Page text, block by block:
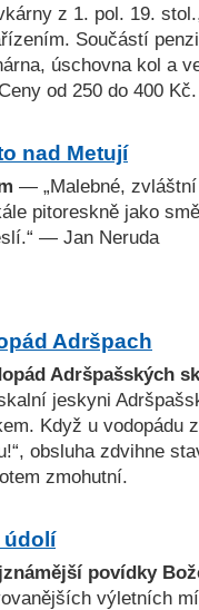
z 1. pol. 19.
Součástí
úschovna kol a
od 250 do 400 Kč.
nad Metují
— „Malebné,
pitoreskně jako
— Jan Neruda
Adršpach
Adršpašských
jeskyni
Když u vodopádu
obsluha zdvihne
zmohutní.
údolí
povídky
výletních